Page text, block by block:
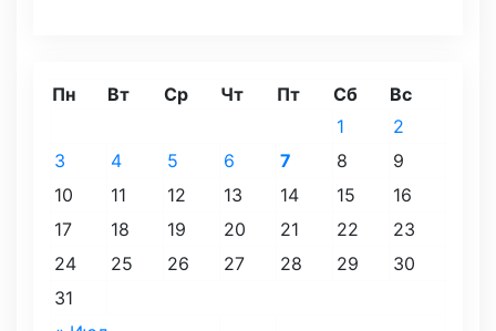
Пн Вт Ср Чт Пт Сб Вс
1
2
3
4 5 6 7 8
9
10
11 12 13 14 15
16
17
18 19 20 21 22
23
24
25 26 27 28 29
30
31